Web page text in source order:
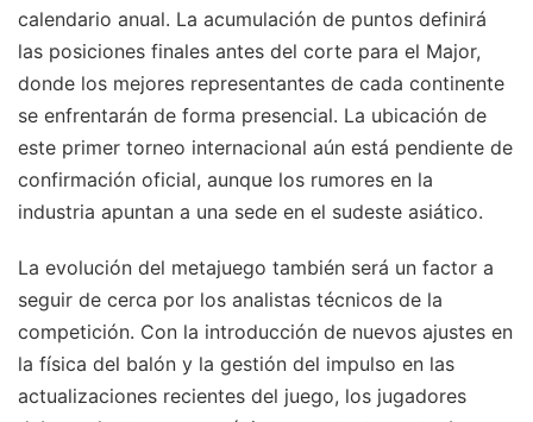
calendario anual. La acumulación de puntos definirá
las posiciones finales antes del corte para el Major,
donde los mejores representantes de cada continente
se enfrentarán de forma presencial. La ubicación de
este primer torneo internacional aún está pendiente de
confirmación oficial, aunque los rumores en la
industria apuntan a una sede en el sudeste asiático.
La evolución del metajuego también será un factor a
seguir de cerca por los analistas técnicos de la
competición. Con la introducción de nuevos ajustes en
la física del balón y la gestión del impulso en las
actualizaciones recientes del juego, los jugadores